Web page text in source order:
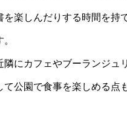
を楽しんだりする時間を持
隣にカフェやブーランジュ
て公園で食事を楽しめる点